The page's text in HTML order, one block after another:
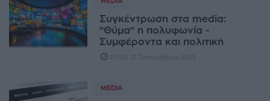
Συγκέντρωση στα media:
"Θύμα" η πολυφωνία -
Συμφέροντα και πολιτική
07:00, 21 Σεπτεμβρίου 2025
MEDIA